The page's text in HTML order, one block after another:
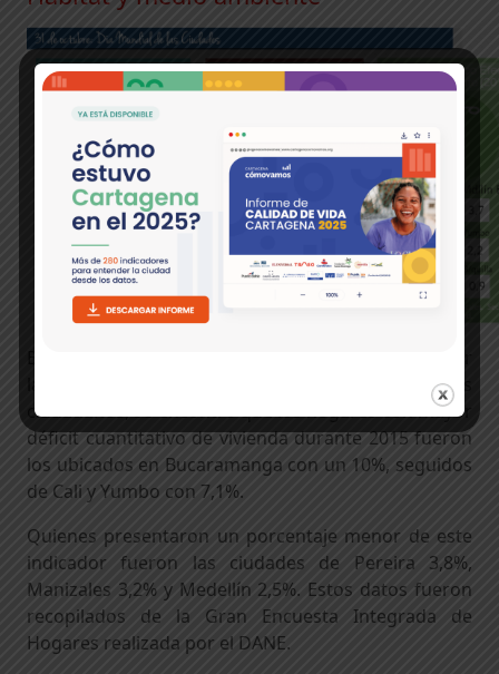
las características de habitabilidad y bienestar de los
ciudadanos, se encontró que los hogares con mayor
déficit cuantitativo de vivienda durante 2015 fueron
los ubicados en Bucaramanga con un 10%, seguidos
de Cali y Yumbo con 7,1%.
Quienes presentaron un porcentaje menor de este
indicador fueron las ciudades de Pereira 3,8%,
Manizales 3,2% y Medellín 2,5%. Estos datos fueron
recopilados de la Gran Encuesta Integrada de
Hogares realizada por el DANE.